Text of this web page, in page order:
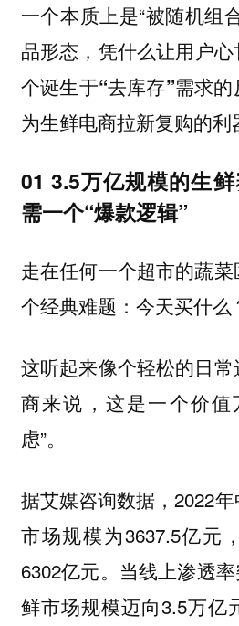
一个本质上是“被随机组
品形态， 凭什么让用户
个诞生于“去库存”需求
为生鲜电商拉新复购的利
01 3.5万亿规模的生
需一个“爆款逻辑”
走在任何一个超市的蔬
个经典难题：今天买什么
这听起来像个轻松的日
商来说，这是一个价值
虑”。
据艾媒咨询数据，2022
市场规模为3637.5亿元
6302亿元。当线上渗透
鲜市场规模迈向3.5万亿